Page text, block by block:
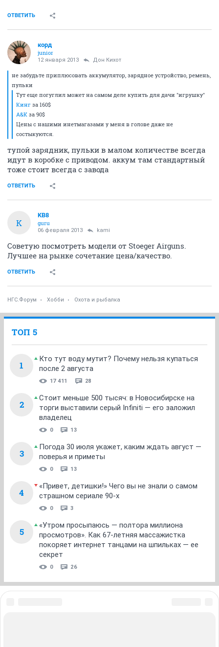
ОТВЕТИТЬ
корд
junior
12 января 2013 Дон Кихот
не забудьте приплюсовать аккумулятор, зарядное устройство, ремень,
пульки
Тут еще погуглил может на самом деле купить для дачи "игрушку"
Кинг за 160$
A&K за 90$
Цены c нашими инетмагазами у меня в голове даже не
состыкуются.
тупой зарядник, пульки в малом количестве всегда
идут в коробке с приводом. аккум там стандартный
тоже стоит всегда с завода
ОТВЕТИТЬ
K
KB8
guru
06 февраля 2013 kami
Советую посмотреть модели от Stoeger Airguns.
Лучшее на рынке сочетание цена/качество.
ОТВЕТИТЬ
НГС.Форум Хобби Охота и рыбалка
ТОП 5
1
Кто тут воду мутит? Почему нельзя купаться
после 2 августа
17 411 28
2
Стоит меньше 500 тысяч: в Новосибирске на
торги выставили серый Infiniti — его заложил
владелец
0 13
3
Погода 30 июля укажет, каким ждать август —
поверья и приметы
0 13
4
«Привет, детишки!» Чего вы не знали о самом
страшном сериале 90-х
0 3
5
«Утром просыпаюсь — полтора миллиона
просмотров». Как 67-летняя массажистка
покоряет интернет танцами на шпильках — ее
секрет
0 26